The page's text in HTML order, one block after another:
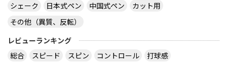
virtual table tennisというアプリについてです。
サーブから回転(カーブなど)をかけるのってどうや
出来ますが、サーブからはできません 。 もしかし
シェーク
日本式ペン 中国式ペン
カット用
その他（異質、反転）
レビューランキング
総合
スピード スピン コントロール 打球感